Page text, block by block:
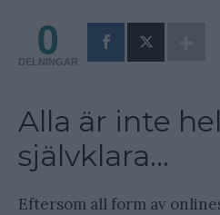
0
DELNINGAR
Alla är inte
självklara…
Eftersom all form av